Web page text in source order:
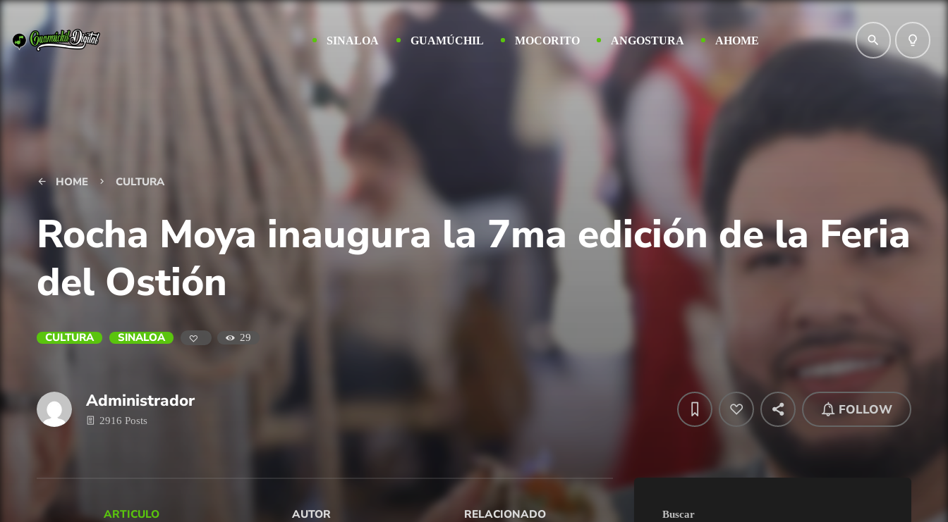
SINALOA GUAMÚCHIL MOCORITO ANGOSTURA AHOME search lightbulb_outline
arrow_back HOME keyboard_arrow_right CULTURA
Rocha Moya inaugura la 7ma edición de la Feria
del Ostión
CULTURA SINALOA 29
Administrador
2916 Posts
FOLLOW
ARTICULO AUTOR RELACIONADO Buscar